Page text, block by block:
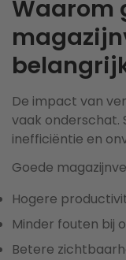
Waarom
De impact van
vaak onderschat.
inefficiëntie en
Goede
Hogere
Minder fouten bij
Betere